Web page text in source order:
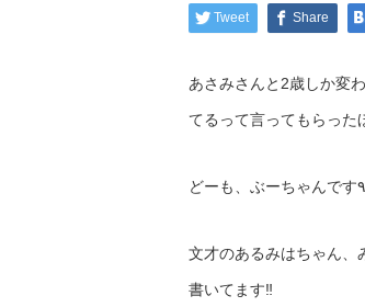
Tweet Share
あさみさんと2歳しか変
文才のあるみはちゃん、
書いてます‼︎